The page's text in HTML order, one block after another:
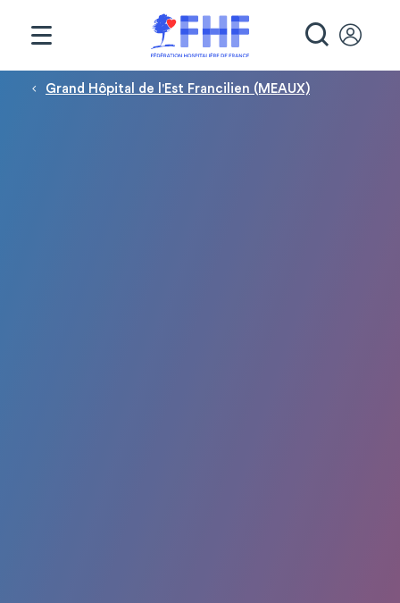
Fil d'Ariane
Grand Hôpital de l'Est Francilien (MEAUX)
Panneau de gestion des cookies